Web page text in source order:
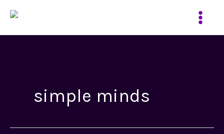
simple minds